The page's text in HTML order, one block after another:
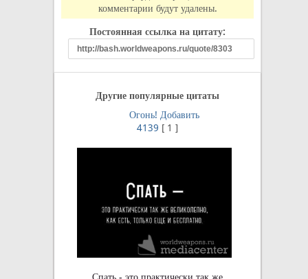
комментарии будут удалены.
Постоянная ссылка на цитату:
Другие популярные цитаты
Огонь! Добавить
4139 [ 1 ]